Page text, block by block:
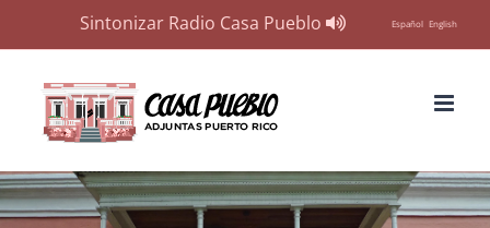
Sintonizar Radio Casa Pueblo Español English
content